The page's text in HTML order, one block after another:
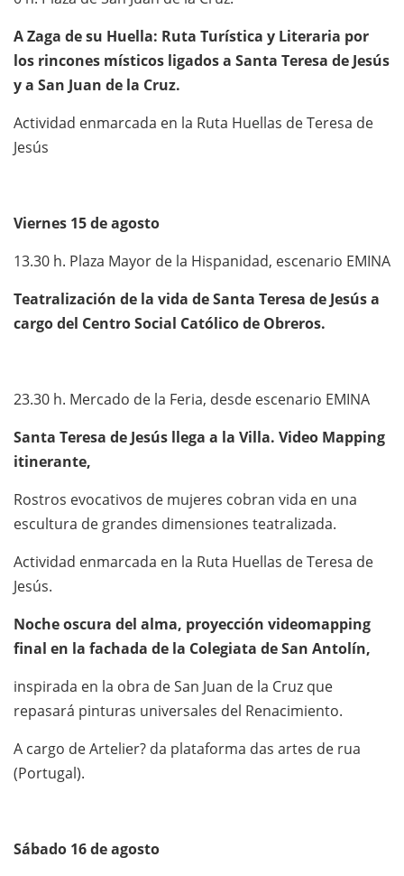
A Zaga de su Huella: Ruta Turística y Literaria por
los rincones místicos ligados a Santa Teresa de Jesús
y a San Juan de la Cruz.
Actividad enmarcada en la Ruta Huellas de Teresa de
Jesús
Viernes 15 de agosto
13.30 h. Plaza Mayor de la Hispanidad, escenario EMINA
Teatralización de la vida de Santa Teresa de Jesús a
cargo del Centro Social Católico de Obreros.
23.30 h. Mercado de la Feria, desde escenario EMINA
Santa Teresa de Jesús llega a la Villa. Video Mapping
itinerante,
Rostros evocativos de mujeres cobran vida en una
escultura de grandes dimensiones teatralizada.
Actividad enmarcada en la Ruta Huellas de Teresa de
Jesús.
Noche oscura del alma, proyección videomapping
final en la fachada de la Colegiata de San Antolín,
inspirada en la obra de San Juan de la Cruz que
repasará pinturas universales del Renacimiento.
A cargo de Artelier? da plataforma das artes de rua
(Portugal).
Sábado 16 de agosto